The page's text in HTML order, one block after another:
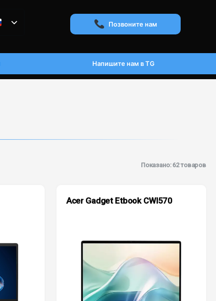
Позвоните нам
Напишите нам в TG
Показано: 62 товаров
Acer Gadget Etbook CWI570